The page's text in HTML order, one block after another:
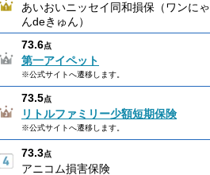
あいおいニッセイ同和損保（ワンにゃ
んdeきゅん）
73.6点
第一アイペット
※公式サイトへ遷移します。
73.5点
リトルファミリー少額短期保険
※公式サイトへ遷移します。
73.3点
アニコム損害保険